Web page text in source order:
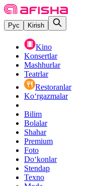
Рус Kirish
Kino
Konsertlar
Mashhurlar
Teatrlar
Restoranlar
Ko‘rgazmalar
Bilim
Bolalar
Shahar
Premium
Foto
Do‘konlar
Stendap
Texno